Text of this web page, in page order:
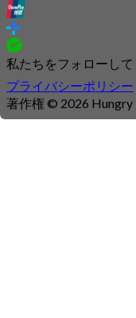
私たちをフォローし
プライバシーポリシー
著作権 © 2026 Hungry
Connection